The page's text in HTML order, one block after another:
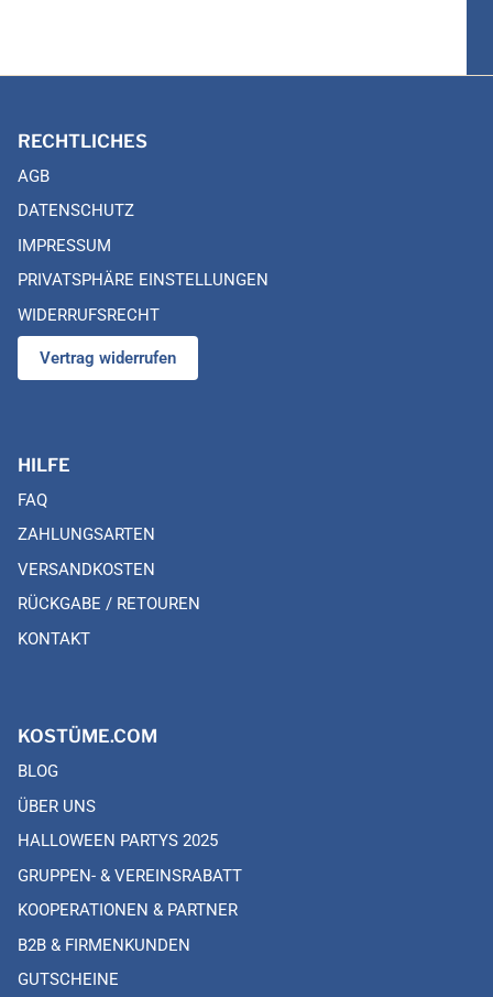
RECHTLICHES
AGB
DATENSCHUTZ
IMPRESSUM
PRIVATSPHÄRE EINSTELLUNGEN
WIDERRUFSRECHT
Vertrag widerrufen
HILFE
FAQ
ZAHLUNGSARTEN
VERSANDKOSTEN
RÜCKGABE / RETOUREN
KONTAKT
KOSTÜME.COM
BLOG
ÜBER UNS
HALLOWEEN PARTYS 2025
GRUPPEN- & VEREINSRABATT
KOOPERATIONEN & PARTNER
B2B & FIRMENKUNDEN
GUTSCHEINE